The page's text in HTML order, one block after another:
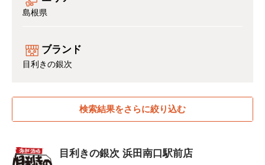
島根県
ブランド
目利きの銀次
検索結果をさらに絞り込む
目利きの銀次 浜田南口駅前店